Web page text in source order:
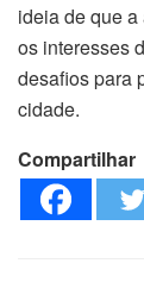
ideia de que
os interesses
desafios para
cidade.
Compartilhar